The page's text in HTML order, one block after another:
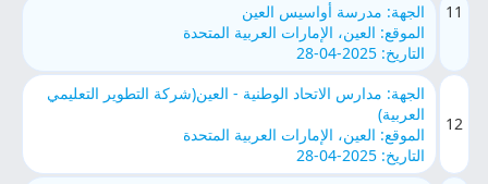
11
الجهة: مدرسة أواسيس العين
الموقع: العين، الإمارات العربية المتحدة
التاريخ: 2025-04-28
12
الجهة: مدارس الاتحاد الوطنية - العين(شركة التطوير التعليمي
العربية)
الموقع: العين، الإمارات العربية المتحدة
التاريخ: 2025-04-28